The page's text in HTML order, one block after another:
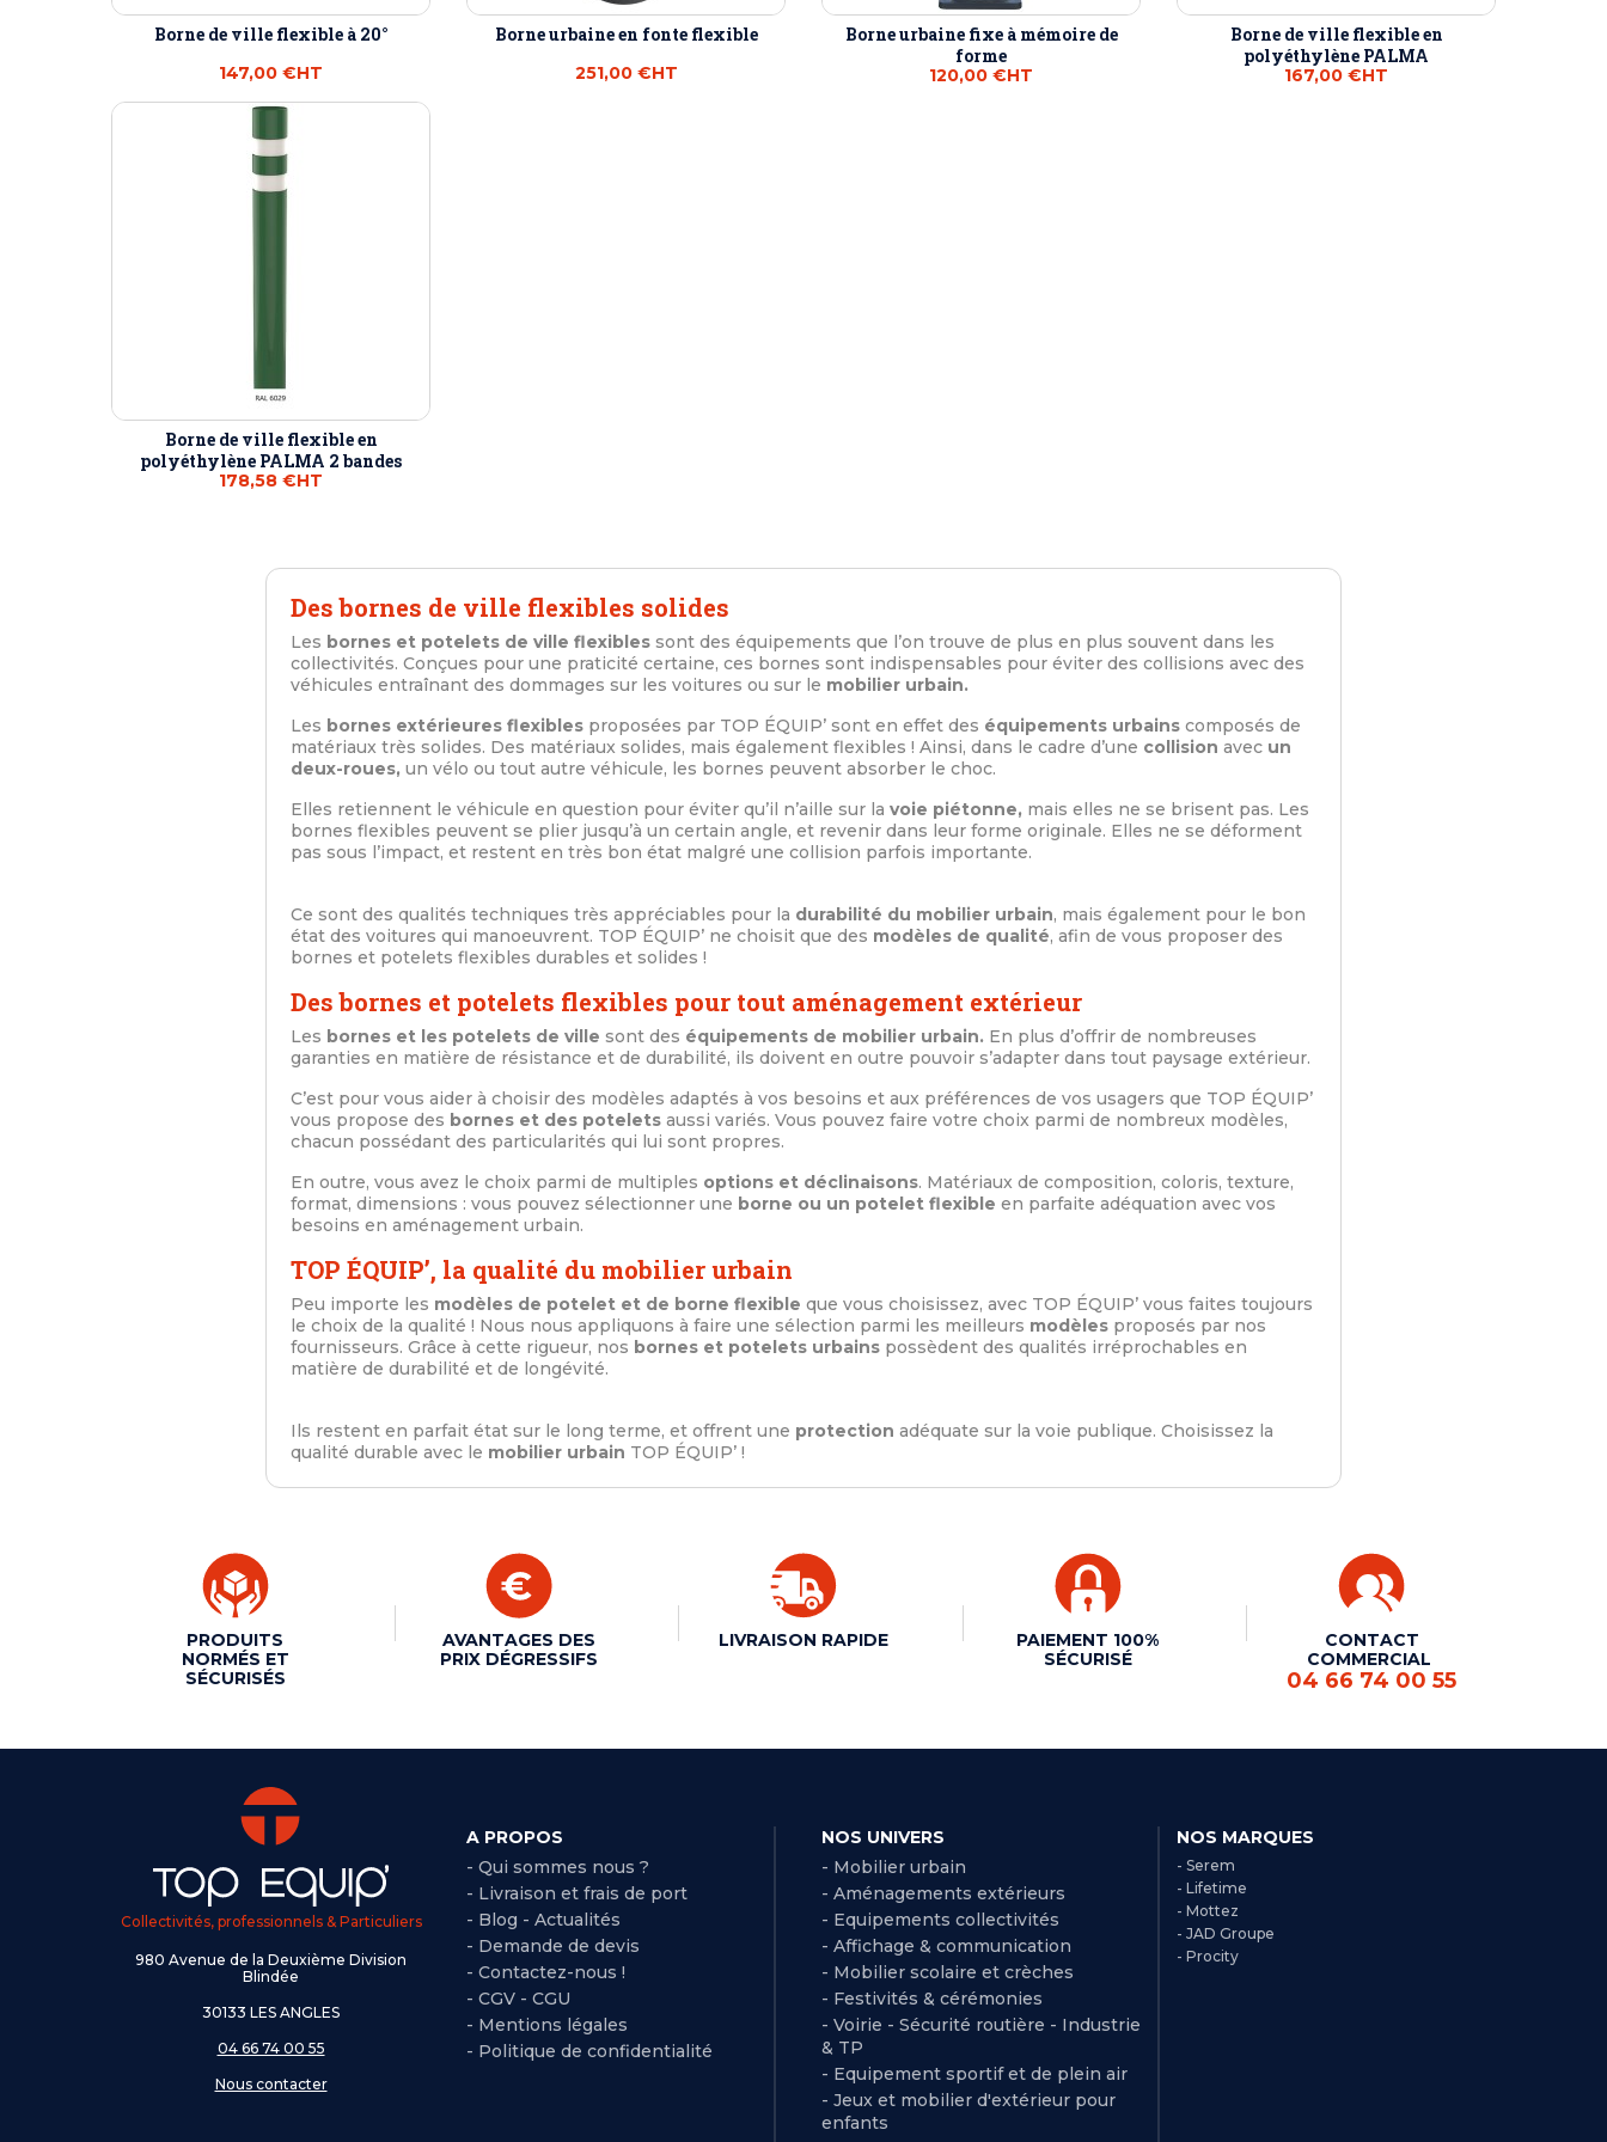
Borne de ville flexible à 20°
147,00 €HT
Borne urbaine en fonte flexible
251,00 €HT
Borne urbaine fixe à mémoire de
forme
120,00 €HT
Borne de ville flexible en
polyéthylène PALMA
167,00 €HT
Borne de ville flexible en
polyéthylène PALMA 2 bandes
178,58 €HT
Des bornes de ville flexibles solides
Les bornes et potelets de ville flexibles sont des équipements que l’on trouve de plus en plus souvent dans les
collectivités. Conçues pour une praticité certaine, ces bornes sont indispensables pour éviter des collisions avec des
véhicules entraînant des dommages sur les voitures ou sur le mobilier urbain.
Les bornes extérieures flexibles proposées par TOP ÉQUIP’ sont en effet des équipements urbains composés de
matériaux très solides. Des matériaux solides, mais également flexibles ! Ainsi, dans le cadre d’une collision avec un
deux-roues, un vélo ou tout autre véhicule, les bornes peuvent absorber le choc.
Elles retiennent le véhicule en question pour éviter qu’il n’aille sur la voie piétonne, mais elles ne se brisent pas. Les
bornes flexibles peuvent se plier jusqu’à un certain angle, et revenir dans leur forme originale. Elles ne se déforment
pas sous l’impact, et restent en très bon état malgré une collision parfois importante.
Ce sont des qualités techniques très appréciables pour la durabilité du mobilier urbain, mais également pour le bon
état des voitures qui manoeuvrent. TOP ÉQUIP’ ne choisit que des modèles de qualité, afin de vous proposer des
bornes et potelets flexibles durables et solides !
Des bornes et potelets flexibles pour tout aménagement extérieur
Les bornes et les potelets de ville sont des équipements de mobilier urbain. En plus d’offrir de nombreuses
garanties en matière de résistance et de durabilité, ils doivent en outre pouvoir s’adapter dans tout paysage extérieur.
C’est pour vous aider à choisir des modèles adaptés à vos besoins et aux préférences de vos usagers que TOP ÉQUIP’
vous propose des bornes et des potelets aussi variés. Vous pouvez faire votre choix parmi de nombreux modèles,
chacun possédant des particularités qui lui sont propres.
En outre, vous avez le choix parmi de multiples options et déclinaisons. Matériaux de composition, coloris, texture,
format, dimensions : vous pouvez sélectionner une borne ou un potelet flexible en parfaite adéquation avec vos
besoins en aménagement urbain.
TOP ÉQUIP’, la qualité du mobilier urbain
Peu importe les modèles de potelet et de borne flexible que vous choisissez, avec TOP ÉQUIP’ vous faites toujours
le choix de la qualité ! Nous nous appliquons à faire une sélection parmi les meilleurs modèles proposés par nos
fournisseurs. Grâce à cette rigueur, nos bornes et potelets urbains possèdent des qualités irréprochables en
matière de durabilité et de longévité.
Ils restent en parfait état sur le long terme, et offrent une protection adéquate sur la voie publique. Choisissez la
qualité durable avec le mobilier urbain TOP ÉQUIP’ !
PRODUITS
NORMÉS ET
SÉCURISÉS
AVANTAGES DES
PRIX DÉGRESSIFS
LIVRAISON RAPIDE
PAIEMENT 100%
SÉCURISÉ
CONTACT
COMMERCIAL
04 66 74 00 55
Collectivités, professionnels & Particuliers
980 Avenue de la Deuxième Division
Blindée
30133 LES ANGLES
04 66 74 00 55
Nous contacter
A PROPOS
- Qui sommes nous ?
- Livraison et frais de port
- Blog - Actualités
- Demande de devis
- Contactez-nous !
- CGV - CGU
- Mentions légales
- Politique de confidentialité
NOS UNIVERS
- Mobilier urbain
- Aménagements extérieurs
- Equipements collectivités
- Affichage & communication
- Mobilier scolaire et crèches
- Festivités & cérémonies
- Voirie - Sécurité routière - Industrie
& TP
- Equipement sportif et de plein air
- Jeux et mobilier d'extérieur pour
enfants
NOS MARQUES
- Serem
- Lifetime
- Mottez
- JAD Groupe
- Procity